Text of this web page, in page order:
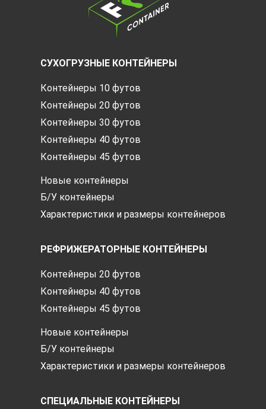
СУХОГРУЗНЫЕ КОНТЕЙНЕРЫ
Контейнеры 10 футов
Контейнеры 20 футов
Контейнеры 30 футов
Контейнеры 40 футов
Контейнеры 45 футов
Новые контейнеры
Б/У контейнеры
Характеристики и размеры контейнеров
РЕФРИЖЕРАТОРНЫЕ КОНТЕЙНЕРЫ
Контейнеры 20 футов
Контейнеры 40 футов
Контейнеры 45 футов
Новые контейнеры
Б/У контейнеры
Характеристики и размеры контейнеров
СПЕЦИАЛЬНЫЕ КОНТЕЙНЕРЫ